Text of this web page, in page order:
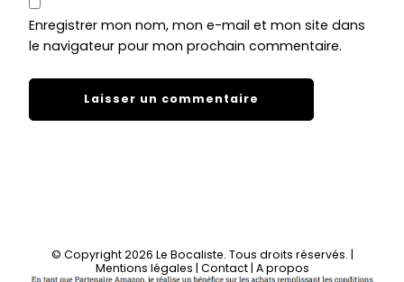
Enregistrer mon nom, mon e-mail et mon site dans
le navigateur pour mon prochain commentaire.
© Copyright 2026 Le Bocaliste. Tous droits réservés. |
Mentions légales | Contact| A propos